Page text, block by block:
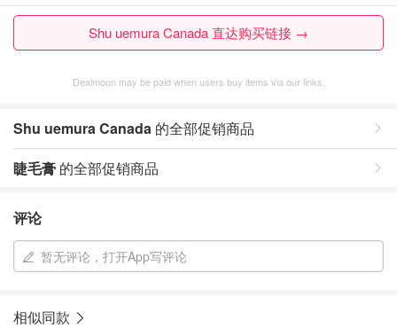
Shu uemura Canada 直达购买链接 →
Dealmoon may be paid when users buy items via our links.
Shu uemura Canada 的全部促销商品
睫毛膏 的全部促销商品
评论
暂无评论，打开App写评论
相似同款